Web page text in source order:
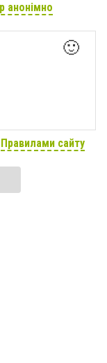
анонімно
🙂
Правилами сайту